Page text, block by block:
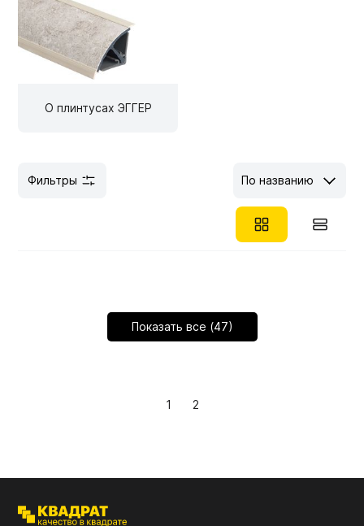
О плинтусах ЭГГЕР
По названию
Фильтры
Показать все (47)
1 2